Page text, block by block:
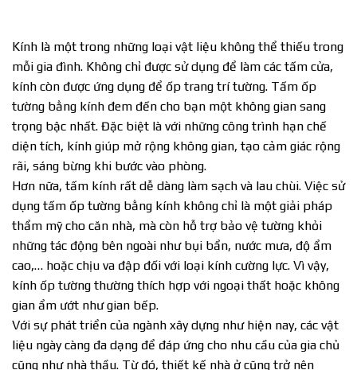
Kính là một trong những loại vật liệu không thể thiếu trong
mỗi gia đình. Không chỉ được sử dụng để làm các tấm cửa,
kính còn được ứng dụng để ốp trang trí tường. Tấm ốp
tường bằng kính đem đến cho bạn một không gian sang
trọng bậc nhất. Đặc biệt là với những công trình hạn chế
diện tích, kính giúp mở rộng không gian, tạo cảm giác rộng
rãi, sáng bừng khi bước vào phòng.
Hơn nữa, tấm kính rất dễ dàng làm sạch và lau chùi. Việc sử
dụng tấm ốp tường bằng kính không chỉ là một giải pháp
thẩm mỹ cho căn nhà, mà còn hỗ trợ bảo vệ tường khỏi
những tác động bên ngoài như bụi bẩn, nước mưa, độ ẩm
cao,… hoặc chịu va đập đối với loại kính cường lực. Vì vậy,
kính ốp tường thường thích hợp với ngoại thất hoặc không
gian ẩm ướt như gian bếp.
Với sự phát triển của ngành xây dựng như hiện nay, các vật
liệu ngày càng đa dạng để đáp ứng cho nhu cầu của gia chủ
cũng như nhà thầu. Từ đó, thiết kế nhà ở cũng trở nên